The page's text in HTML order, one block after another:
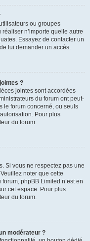
ou groupes
n’importe quelle autre
Essayez de contacter un
lui demander un accès.
?
jointes sont accordées
du forum ont peut-
le forum concerné, ou seuls
Pour plus
du forum.
Si vous ne respectez pas une
noter que cette
phpBB Limited n’est en
cet espace. Pour plus
du forum.
modérateur ?